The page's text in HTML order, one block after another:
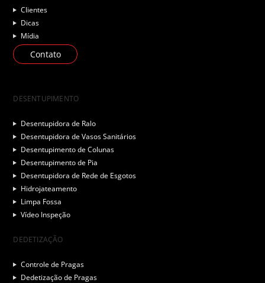
Clientes
Dicas
Mídia
Contato
DESENTUPIMENTO
Desentupidora de Ralo
Desentupidora de Vasos Sanitários
Desentupimento de Colunas
Desentupimento de Pia
Desentupidora de Rede de Esgotos
Hidrojateamento
Limpa Fossa
Vídeo Inspeção
DEDETIZAÇÃO
Controle de Pragas
Dedetização de Pragas